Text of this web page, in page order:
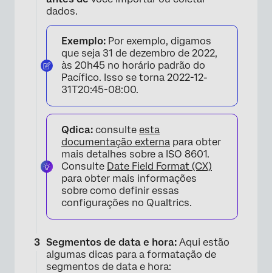
dados.
Exemplo: Por exemplo, digamos
que seja 31 de dezembro de 2022,
às 20h45 no horário padrão do
Pacífico. Isso se torna 2022-12-
31T20:45-08:00.
Qdica: consulte esta
documentação externa para obter
mais detalhes sobre a ISO 8601.
Consulte Date Field Format (CX)
para obter mais informações
sobre como definir essas
configurações no Qualtrics.
Segmentos de data e hora: Aqui estão
algumas dicas para a formatação de
segmentos de data e hora: